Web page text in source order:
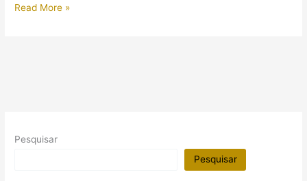
O
Read More »
Pesquisar
Pesquisar